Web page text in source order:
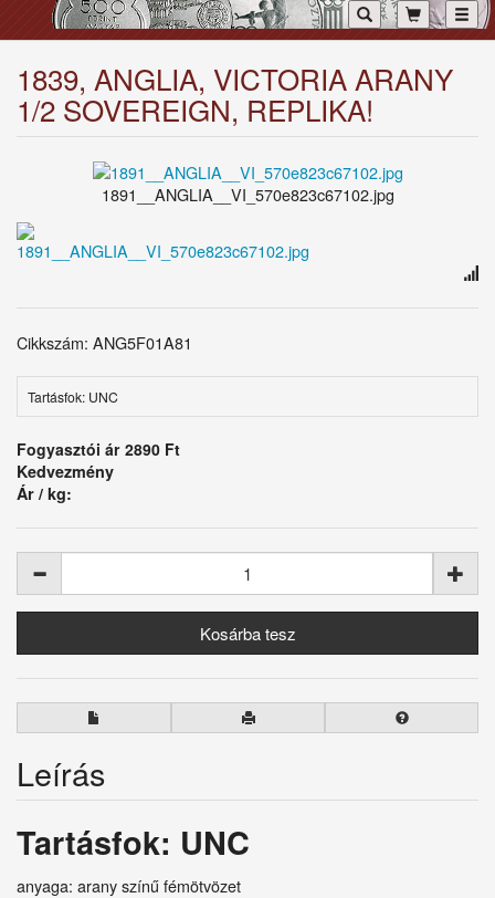
1839, ANGLIA, VICTORIA ARANY
1/2 SOVEREIGN, REPLIKA!
1891__ANGLIA__VI_570e823c67102.jpg
Cikkszám: ANG5F01A81
Tartásfok: UNC
Fogyasztói ár 2890 Ft
Kedvezmény
Ár / kg:
Leírás
Tartásfok: UNC
anyaga: arany színű fémötvözet